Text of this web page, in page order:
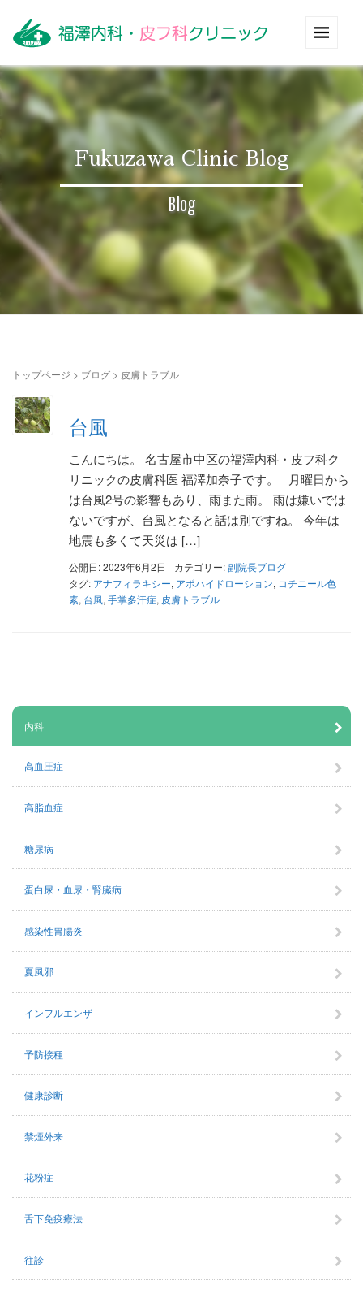
Fukuzawa Clinic Blog
Blog
トップページ > ブログ > 皮膚トラブル
台風
こんにちは。 名古屋市中区の福澤内科・皮フ科ク
リニックの皮膚科医 福澤加奈子です。 月曜日から
は台風2号の影響もあり、雨また雨。 雨は嫌いでは
ないですが、台風となると話は別ですね。 今年は
地震も多くて天災は […]
公開日: 2023年6月2日 カテゴリー:副院長ブログ
タグ: アナフィラキシー, アポハイドローション, コチニール色
素, 台風, 手掌多汗症, 皮膚トラブル
内科
高血圧症
高脂血症
糖尿病
蛋白尿・血尿・腎臓病
感染性胃腸炎
夏風邪
インフルエンザ
予防接種
健康診断
禁煙外来
花粉症
舌下免疫療法
往診